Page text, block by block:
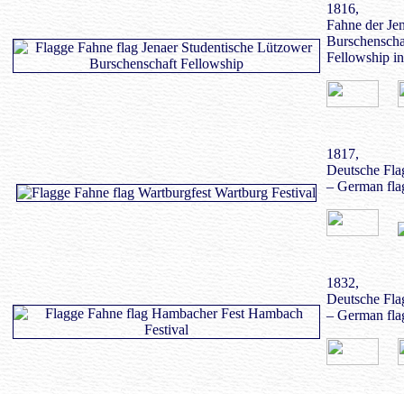
1816,
Fahne der
Fellowship
1817,
Deutsche
– German
1832,
Deutsche
– German